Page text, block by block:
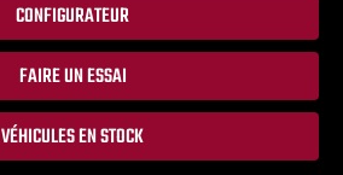
CONFIGURATEUR
FAIRE UN ESSAI
VÉHICULES EN STOCK